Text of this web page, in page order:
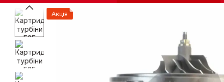
Акція